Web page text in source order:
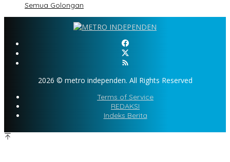
Semua Golongan
2026 © metro independen. All Rights Reserved
Terms of Service
REDAKSI
Indeks Berita